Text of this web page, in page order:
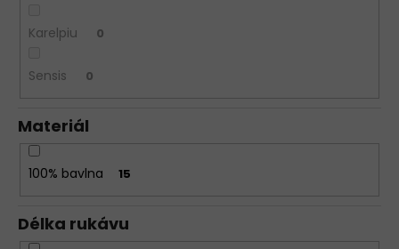
Karelpiu 0
Sensis 0
Materiál
100% bavlna 15
Délka rukávu